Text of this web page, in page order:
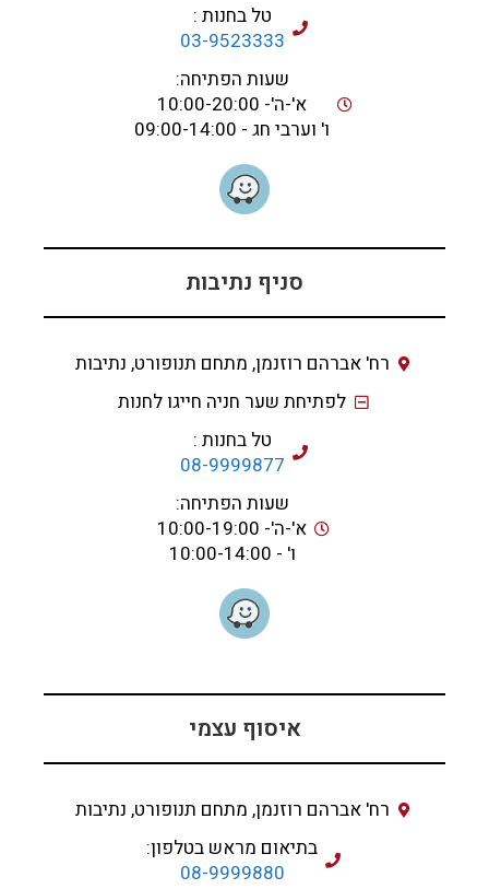
טל בחנות :
03-9523333
שעות הפתיחה:
א'-ה'- 10:00-20:00
ו' וערבי חג - 09:00-14:00
סניף נתיבות
רח' אברהם רוזנמן, מתחם תנופורט, נתיבות
לפתיחת שער חניה חייגו לחנות
טל בחנות :
08-9999877
שעות הפתיחה:
א'-ה'- 10:00-19:00
ו' - 10:00-14:00
איסוף עצמי
רח' אברהם רוזנמן, מתחם תנופורט, נתיבות
בתיאום מראש בטלפון:
08-9999880